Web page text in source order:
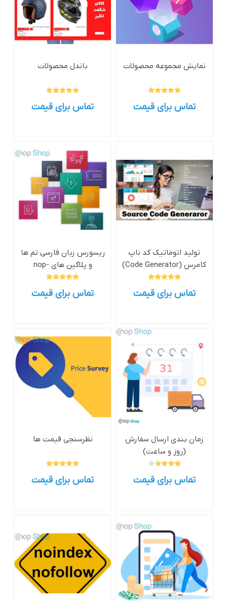
نمایش مجموعه محصولات
تماس برای قیمت
باندل محصولات
تماس برای قیمت
تولید اتوماتیک کد ناپ
کامرس (Code Generator)
تماس برای قیمت
ریسورس زبان فارسی تم ها
و پلاگین های nop-
templates
تماس برای قیمت
زمان بندی ارسال سفارش
(روز و ساعت)
تماس برای قیمت
نظرسنجی قیمت ها
تماس برای قیمت